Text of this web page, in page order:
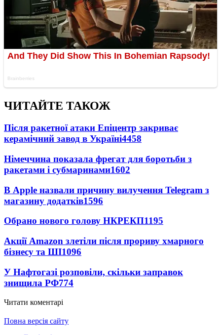
ЧИТАЙТЕ ТАКОЖ
Після ракетної атаки Епіцентр закриває
керамічний завод в Україні4458
Німеччина показала фрегат для боротьби з
ракетами і субмаринами1602
В Apple назвали причину вилучення Telegram з
магазину додатків1596
Обрано нового голову НКРЕКП1195
Акції Amazon злетіли після прориву хмарного
бізнесу та ШІ1096
У Нафтогазі розповіли, скільки заправок
знищила РФ774
Читати коментарі
Повна версія сайту